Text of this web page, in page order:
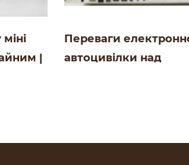
|
Переваги
автоцивілки над